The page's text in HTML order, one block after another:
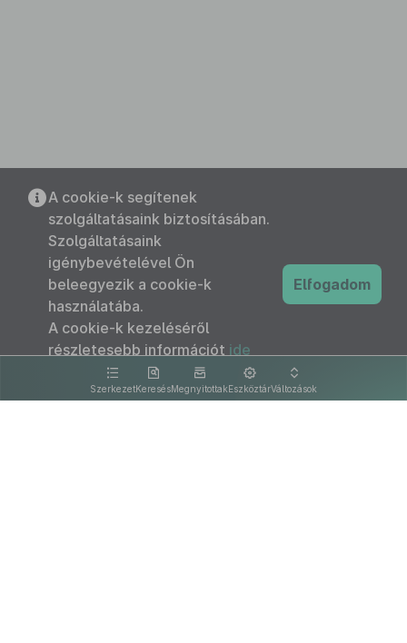
SzerkezetKeresésMegnyitottakEszköztárVáltozások
A cookie-k segítenek
szolgáltatásaink biztosításában.
Szolgáltatásaink
igénybevételével Ön
beleegyezik a cookie-k
használatába.
A cookie-k kezeléséről
részletesebb információt ide
kattintva olvashat.
Elfogadom